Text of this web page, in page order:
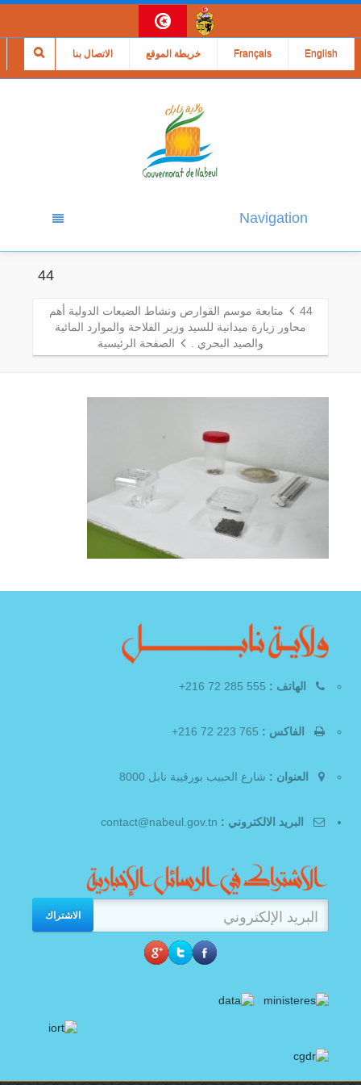
الاتصال بنا خريطة الموقع Français English
Navigation
44
44
متابعة موسم القوارص ونشاط الضيعات الدولية أهم
محاور زيارة ميدانية للسيد وزير الفلاحة والموارد المائية
والصيد البحري .
الصفحة الرئيسية
الهاتف :
الفاكس :
العنوان : شارع الحبيب بورقيبة نابل 8000
البريد الالكتروني :
الاشتراك